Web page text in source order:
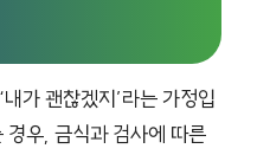
가 괜찮겠지’라는 가정입
경우, 금식과 검사에 따른